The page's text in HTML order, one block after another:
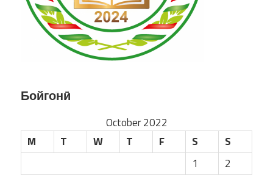
Бойгонӣ
October 2022
M
T W T F S
S
1
2